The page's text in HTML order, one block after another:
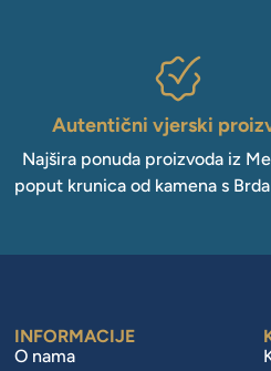
Autentični vjerski
Najšira ponuda proizvoda iz
poput krunica od kamena s
INFORMACIJE
O nama